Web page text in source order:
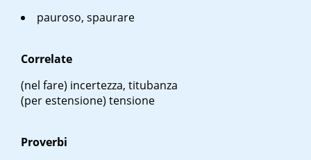
pauroso, spaurare
Correlate
(nel fare) incertezza, titubanza
(per estensione) tensione
Proverbi